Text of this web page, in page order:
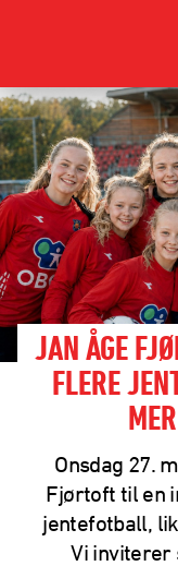
JAN ÅGE
FLERE
Onsdag 27.
Fjørtoft til en
jentefotball,
Vi